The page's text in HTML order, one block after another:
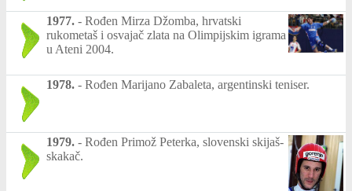
1977. - Rođen Mirza Džomba, hrvatski
rukometaš i osvajač zlata na Olimpijskim igrama
u Ateni 2004.
1978. - Rođen Marijano Zabaleta, argentinski teniser.
1979. - Rođen Primož Peterka, slovenski skijaš-
skakač.